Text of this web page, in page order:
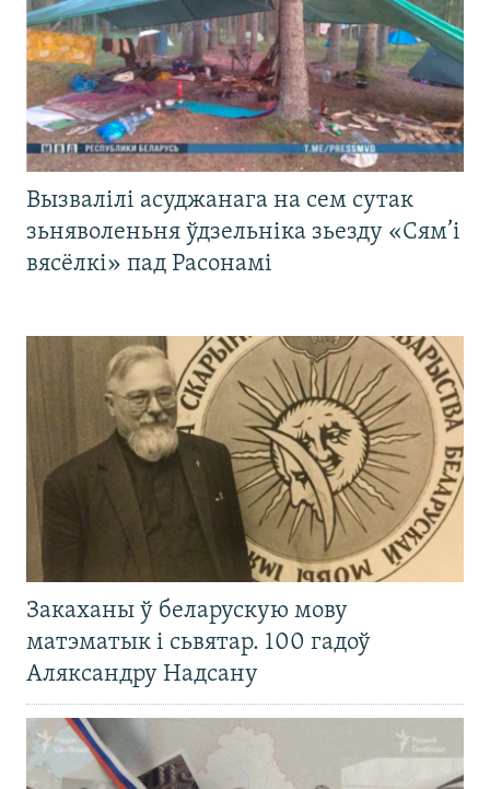
Вызвалілі асуджанага на сем сутак
зьняволеньня ўдзельніка зьезду «Сям’і
вясёлкі» пад Расонамі
Закаханы ў беларускую мову
матэматык і сьвятар. 100 гадоў
Аляксандру Надсану